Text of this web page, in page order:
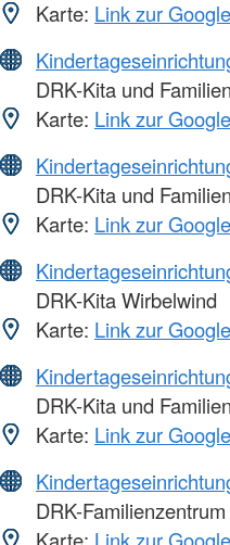
Karte: Link zur
DRK-Kita und
Karte: Link zur
DRK-Kita und
Karte: Link zur
DRK-Kita Wirbelwind
Karte: Link zur
DRK-Kita und
Karte: Link zur
DRK-